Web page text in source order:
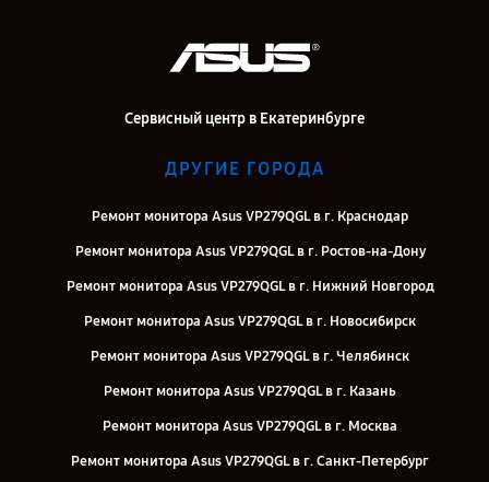
Сервисный центр в Екатеринбурге
ДРУГИЕ ГОРОДА
Ремонт монитора Asus VP279QGL в г. Краснодар
Ремонт монитора Asus VP279QGL в г. Ростов-на-Дону
Ремонт монитора Asus VP279QGL в г. Нижний Новгород
Ремонт монитора Asus VP279QGL в г. Новосибирск
Ремонт монитора Asus VP279QGL в г. Челябинск
Ремонт монитора Asus VP279QGL в г. Казань
Ремонт монитора Asus VP279QGL в г. Москва
Ремонт монитора Asus VP279QGL в г. Санкт-Петербург